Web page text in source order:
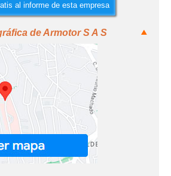
al informe de esta empresa
de Armotor S A S